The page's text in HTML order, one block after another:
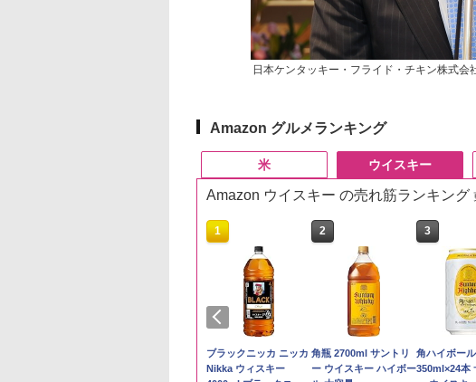
日本ケンタッキー・フライド・チキン株式会
Amazon グルメランキング
米
1
by Amazon 国産ブレ
ンド米 精米 5kg
2
【在庫処分価格】もも
たろう印 無洗米 5kg 業
3
野沢農産 無
るる コシヒ
ウイスキー
Amazon ウイスキー の売れ筋ランキング
1
ブラックニッカ ニッカ
Nikka ウィスキー
2
角瓶 2700ml サントリ
ー ウイスキー ハイボー
3
角ハイボール
350ml×24本